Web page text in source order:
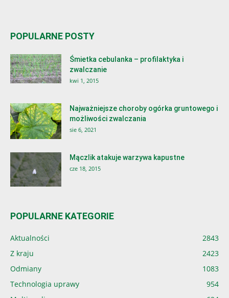
POPULARNE POSTY
Śmietka cebulanka – profilaktyka i
zwalczanie
kwi 1, 2015
Najważniejsze choroby ogórka gruntowego i
możliwości zwalczania
sie 6, 2021
Mączlik atakuje warzywa kapustne
cze 18, 2015
POPULARNE KATEGORIE
Aktualności
2843
Z kraju
2423
Odmiany
1083
Technologia uprawy
954